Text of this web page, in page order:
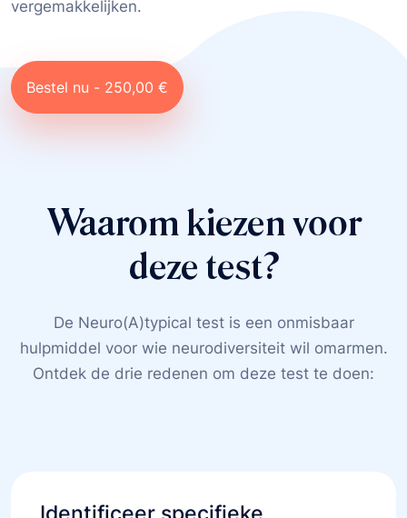
vergemakkelijken.
Bestel nu - 250,00 €
Waarom kiezen voor
deze test?
De Neuro(A)typical test is een onmisbaar
hulpmiddel voor wie neurodiversiteit wil omarmen.
Ontdek de drie redenen om deze test te doen: